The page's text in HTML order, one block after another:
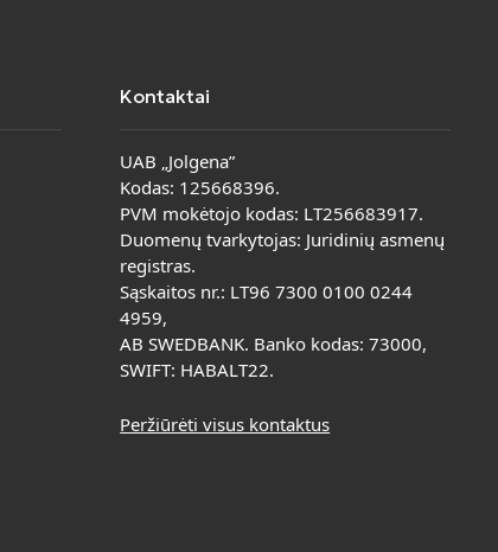
Kontaktai
UAB „Jolgena”
Kodas: 125668396.
PVM mokėtojo kodas: LT256683917.
Duomenų tvarkytojas: Juridinių asmenų
registras.
Sąskaitos nr.: LT96 7300 0100 0244
4959,
AB SWEDBANK. Banko kodas: 73000,
SWIFT: HABALT22.
Peržiūrėti visus kontaktus